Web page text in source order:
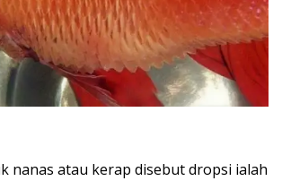
nanas atau kerap disebut dropsi ialah